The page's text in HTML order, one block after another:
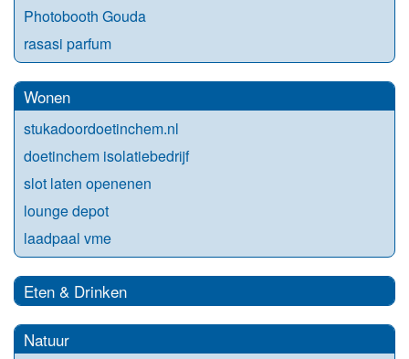
Photobooth Gouda
rasasi parfum
Wonen
stukadoordoetinchem.nl
doetinchem isolatiebedrijf
slot laten openenen
lounge depot
laadpaal vme
Eten & Drinken
Natuur